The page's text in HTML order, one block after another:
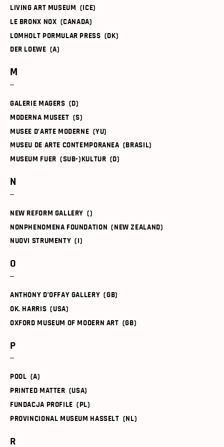
LIVING ART MUSEUM (ICE)
LE BRONX NOX (CANADA)
LOMHOLT PORMULAR PRESS (DK)
DER LOEWE (A)
M
GALERIE MAGERS (D)
MODERNA MUSEET (S)
MUSEE D’ARTE MODERNE (YU)
MUSEU DE ARTE CONTEMPORANEA (BRASIL)
MUSEUM FUER (SUB-)KULTUR (D)
N
NEW REFORM GALLERY ()
NONPHENOMENA FOUNDATION (NEW ZEALAND)
NUOVI STRUMENTY (I)
O
ANTHONY D’OFFAY GALLERY (GB)
OK. HARRIS (USA)
OXFORD MUSEUM OF MODERN ART (GB)
P
POOL (A)
PRINTED MATTER (USA)
FUNDACJA PROFILE (PL)
PROVINCIONAL MUSEUM HASSELT (NL)
R